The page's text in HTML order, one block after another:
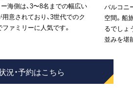
海側は、3〜8名までの幅広い
意されており、3世代でのク
ァミリーに人気です。
バルコニ
空間。船
るでしょ
並みを堪
況・予約はこちら